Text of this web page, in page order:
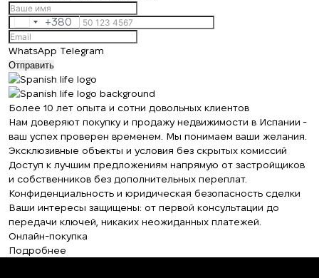
Ukraine
+380
+380
WhatsApp Telegram
Отправить
Более 10 лет опыта и сотни довольных клиентов
Нам доверяют покупку и продажу недвижимости в Испании -
ваш успех проверен временем. Мы понимаем ваши желания.
Эксклюзивные объекты и условия без скрытых комиссий
Доступ к лучшим предложениям напрямую от застройщиков
и собственников без дополнительных переплат.
Конфиденциальность и юридическая безопасность сделки
Ваши интересы защищены: от первой консультации до
передачи ключей, никаких неожиданных платежей.
Онлайн-покупка
Подробнее